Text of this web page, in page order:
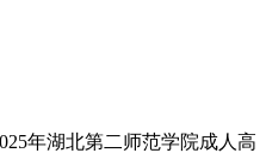
年湖北第二师范学院成人高